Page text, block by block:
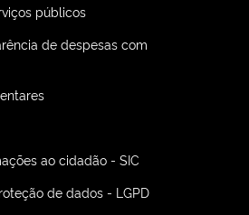
públicos
de despesas com
ao cidadão - SIC
de dados - LGPD